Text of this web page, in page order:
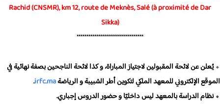
Rachid (CNSMR), km 12, route de Meknès, Salé (à proximité de Dar
Sikka)
**********************************
عن لائحة المقبولين لاجتياز المباراة، و كذا لائحة الناجحين بصفة نهائية في
الإلكتروني للمعهد الملكي لتكوين أطر الشبيبة و الرياضةirfc.ma
.
الدراسة بالمعهد ليس داخليّا و حضور الدروس إجباري.